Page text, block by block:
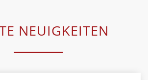
NEUIGKEITEN